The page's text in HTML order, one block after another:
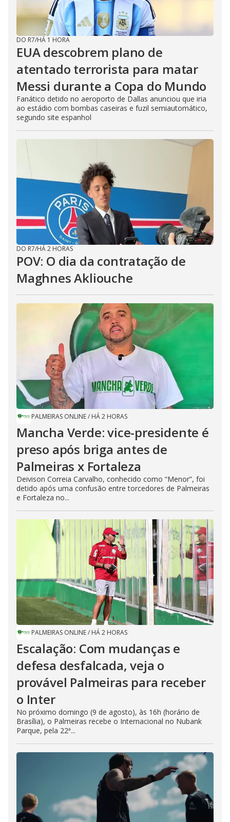
DO R7/HÁ 1 HORA
EUA descobrem plano de
atentado terrorista para matar
Messi durante a Copa do Mundo
Fanático detido no aeroporto de Dallas anunciou que iria
ao estádio com bombas caseiras e fuzil semiautomático,
segundo site espanhol
DO R7/HÁ 2 HORAS
POV: O dia da contratação de
Maghnes Akliouche
PALMEIRAS ONLINE/ HÁ 2 HORAS
Mancha Verde: vice-presidente é
preso após briga antes de
Palmeiras x Fortaleza
Deivison Correia Carvalho, conhecido como “Menor”, foi
detido após uma confusão entre torcedores de Palmeiras
e Fortaleza no...
PALMEIRAS ONLINE/ HÁ 2 HORAS
Escalação: Com mudanças e
defesa desfalcada, veja o
provável Palmeiras para receber
o Inter
No próximo domingo (9 de agosto), às 16h (horário de
Brasília), o Palmeiras recebe o Internacional no Nubank
Parque, pela 22ª...